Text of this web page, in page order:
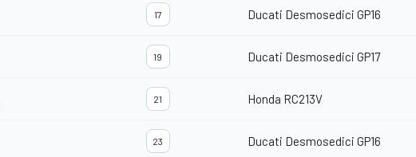
17 Ducati Desmosedici GP16
19 Ducati Desmosedici GP17
21 Honda RC213V
23 Ducati Desmosedici GP16